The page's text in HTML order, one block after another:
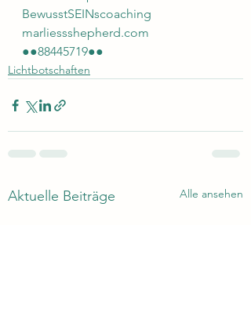
BewusstSEINscoaching
marliessshepherd.com
●●88445719●●
Lichtbotschaften
Aktuelle Beiträge Alle ansehen